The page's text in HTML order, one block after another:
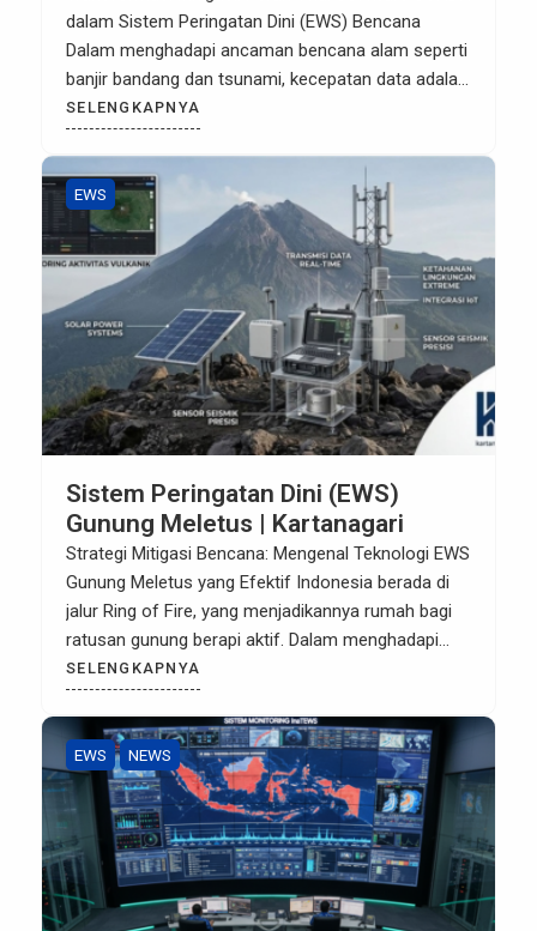
dalam Sistem Peringatan Dini (EWS) Bencana
Dalam menghadapi ancaman bencana alam seperti
banjir bandang dan tsunami, kecepatan data adalah
kunci keselamatan nyawa. Teknologi SCADA
(Supervisory Control and Data Acquisition), yang
selama ini menjadi tulang punggung pabrik-pabrik
besar, kini bertransformasi menjadi otak di balik
Early Warning System (EWS) yang cerdas […]
SELENGKAPNYA
EWS
Sistem Peringatan Dini (EWS)
Gunung Meletus | Kartanagari
Strategi Mitigasi Bencana: Mengenal Teknologi EWS
Gunung Meletus yang Efektif Indonesia berada di
jalur Ring of Fire, yang menjadikannya rumah bagi
ratusan gunung berapi aktif. Dalam menghadapi
risiko erupsi, keterlambatan informasi dalam
hitungan detik dapat berakibat fatal. Inilah mengapa
implementasi Sistem Peringatan Dini (Early Warning
System/EWS) yang tangguh menjadi investasi
krusial bagi keselamatan publik dan […]
SELENGKAPNYA
EWS NEWS